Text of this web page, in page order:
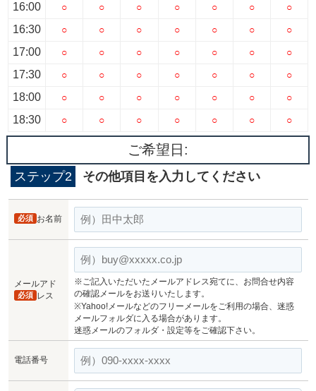
16:00
16:30
17:00
17:30
18:00
18:30
○
○
○
○
○
○
○
○
○
○
○
○
○
○
○
○
○
○
○
○
○
○
○
○
○
○
○
○
○
○
○
○
○
○
○
○
○
○
○
○
○
○
ご希望日:
ステップ2 その他項目を入力してください
お名前
必須
メールアド
レス
必須
※ご記入いただいたメールアドレス宛てに、お問合せ内容
の確認メールをお送りいたします。
※Yahoo!メールなどのフリーメールをご利用の場合、迷惑
メールフォルダに入る場合があります。
迷惑メールのフォルダ・設定等をご確認下さい。
電話番号